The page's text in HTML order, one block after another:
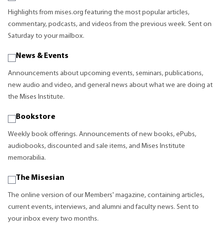
Highlights from mises.org featuring the most popular articles,
commentary, podcasts, and videos from the previous week. Sent on
Saturday to your mailbox.
News & Events
Announcements about upcoming events, seminars, publications,
new audio and video, and general news about what we are doing at
the Mises Institute.
Bookstore
Weekly book offerings. Announcements of new books, ePubs,
audiobooks, discounted and sale items, and Mises Institute
memorabilia.
The Misesian
The online version of our Members' magazine, containing articles,
current events, interviews, and alumni and faculty news. Sent to
your inbox every two months.